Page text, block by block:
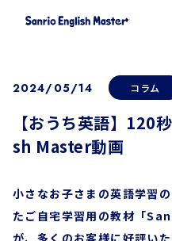
2024/05/14 コラム
【おうち英語】
sh Master動画
小さなお子さまの英語学習
たご自宅学習用の教材「